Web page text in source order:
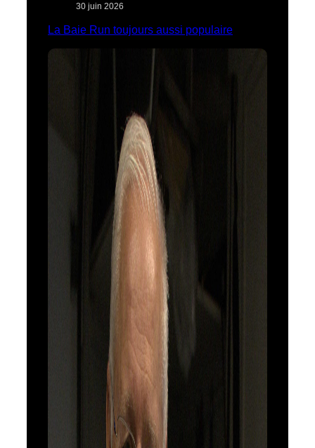
30 juin 2026
La Baie Run toujours aussi populaire